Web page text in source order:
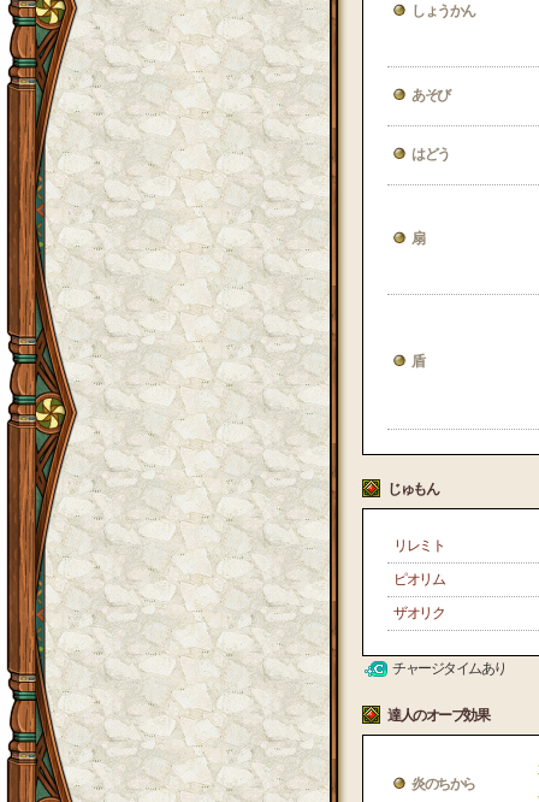
しょうかん
あそび
はどう
扇
盾
じゅもん
リレミト
ピオリム
ザオリク
チャージタイムあり
達人のオーブ効果
炎のちから